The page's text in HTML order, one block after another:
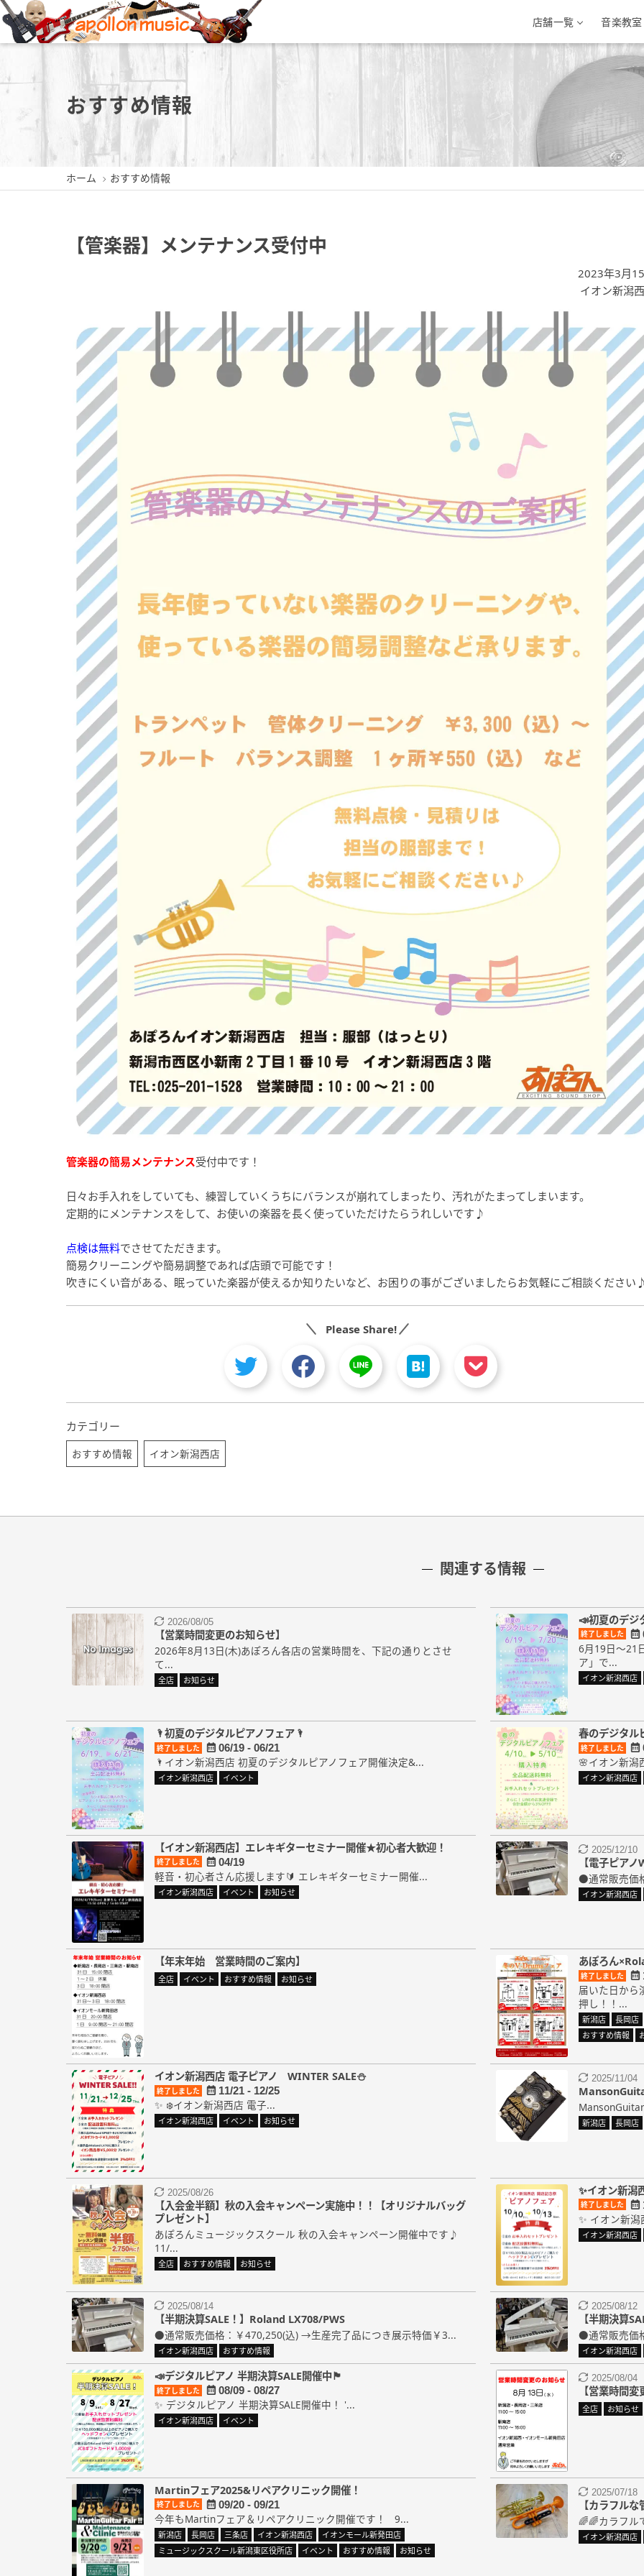
店舗一覧
新潟店
新潟県新潟市中央区東堀前通5-
新潟県長岡市城内町3-2-3 新潟県三条市興野3-10-1 新潟県新潟市西区小新南2-1-10 新潟県新発田市住吉
音楽教室
おすすめ情報
ホーム おすすめ情報
【管楽器】メンテナンス受付中
2023年3月
イオン新潟
管楽器の簡易メンテナンス受付中です！
日々お手入れをしていても、練習していくうちにバランスが崩れてしまったり、汚れがたまってしまいます。
定期的にメンテナンスをして、お使いの楽器を長く使っていただけたらうれしいです♪
点検は無料でさせてただきます。
簡易クリーニングや簡易調整であれば店頭で可能です！
吹きにくい音がある、眠っていた楽器が使えるか知りたいなど、お困りの事がございましたらお気軽にご相談ください
Please Share!
カテゴリー
おすすめ情報 イオン新潟西店
関連する情報
2026/08/05
【営業時間変更のお知らせ】
2026年8月13日(木)あぽろん各店の営業時間を、下記の通りとさせ
て...
全店 お知らせ
📣初夏のデジ
終了しました
6月19日～21
ア」で...
イオン新潟西店
🌂初夏のデジタルピアノフェア🌂
終了しました 06/19 - 06/21
🌂イオン新潟西店 初夏のデジタルピアノフェア開催決定&...
イオン新潟西店 イベント
春のデジタル
終了しました
🌸イオン新潟
イオン新潟西店
【イオン新潟西店】エレキギターセミナー開催★初心者大歓迎！
終了しました 04/19
軽音・初心者さん応援します🔰 エレキギターセミナー開催...
イオン新潟西店 イベント お知らせ
2025/12/10
【電子ピア
●通常販売価
イオン新潟西店
【年末年始 営業時間のご案内】
全店 イベント おすすめ情報 お知らせ
あぽろん
終了しました
届いた日から
押し！！...
新潟店
長岡店
おすすめ情報
イオン新潟西店 電子ピアノ WINTER SALE⛄
終了しました 11/21 - 12/25
✨ ❄️イオン新潟西店 電子...
イオン新潟西店 イベント お知らせ
2025/11/04
新潟店 長岡店
2025/08/26
【入会金半額】秋の入会キャンペーン実施中！！【オリジナルバッグ
プレゼント】
あぽろんミュージックスクール 秋の入会キャンペーン開催中です♪
11/...
全店 おすすめ情報 お知らせ
✨イオン新
終了しました
✨ イオン新
イオン新潟西店
2025/08/14
【半期決算SALE！】Roland LX708/PWS
●通常販売価格：￥470,250(込) →生産完了品につき展示特価￥3...
イオン新潟西店 おすすめ情報
2025/08/12
【半期決算
●通常販売価
イオン新潟西店
📣デジタルピアノ 半期決算SALE開催中🏴
終了しました 08/09 - 08/27
✨ デジタルピアノ 半期決算SALE開催中！ '...
イオン新潟西店 イベント
2025/08/04
【営業時間
全店 お知らせ
Martinフェア2025&リペアクリニック開催！
終了しました 09/20 - 09/21
今年もMartinフェア＆リペアクリニック開催です！ 9...
新潟店 長岡店 三条店 イオン新潟西店
イオンモール新発田店
ミュージックスクール新潟東区役所店
イベント おすすめ情報 お知らせ
2025/07/18
【カラフル
🌈🌈カラフル
イオン新潟西店